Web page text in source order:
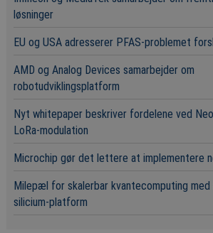
løsninger
EU og USA adresserer PFAS-problemet
AMD og Analog Devices samarbejder om
robotudviklingsplatform
Nyt whitepaper beskriver fordelene ved
LoRa-modulation
Microchip gør det lettere at implementere
Milepæl for skalerbar kvantecomputing
silicium-platform